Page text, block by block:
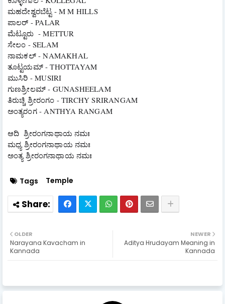
ಮಹದೇಶ್ವರಬೆಟ್ಟ - M M HILLS
ಪಾಲರ್ - PALAR
ಮೆಟ್ಟೂರು  - METTUR
ಸೇಲಂ - SELAM
ನಾಮಕಲ್ - NAMAKHAL
ತೂಟ್ಟಯಮ್ - THOTTAYAM
ಮುಸಿರಿ - MUSIRI
ಗುಣಶ್ರೀಲಮ್ - GUNASHEELAM
ತಿರುಚ್ಚಿ ಶ್ರೀರಂಗಂ - TIRCHY SRIRANGAM
ಅಂತ್ಯರಂಗ - ANTHYA RANGAM
ಆದಿ  ಶ್ರೀರಂಗನಾಥಾಯ ನಮಃ
ಮಧ್ಯ ಶ್ರೀರಂಗನಾಥಾಯ ನಮಃ
ಅಂತ್ಯ ಶ್ರೀರಂಗನಾಥಾಯ ನಮಃ
Tags Temple
NEWER
Aditya Hrudayam Meaning in
Kannada
OLDER
Narayana Kavacham in
Kannada